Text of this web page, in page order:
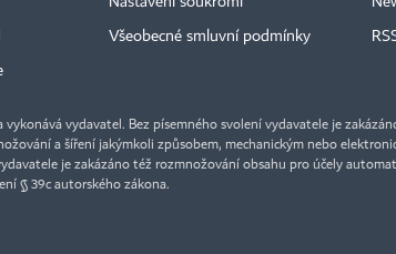
Všeobecné smluvní podmínky
vykonává vydavatel. Bez písemného svolení vydavatele je
a šíření jakýmkoli způsobem, mechanickým nebo
je zakázáno též rozmnožování obsahu pro účely
§ 39c autorského zákona.